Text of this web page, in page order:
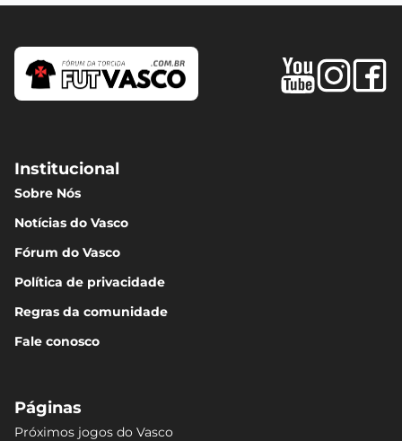
Institucional
Sobre Nós
Notícias do Vasco
Fórum do Vasco
Política de privacidade
Regras da comunidade
Fale conosco
Páginas
Próximos jogos do Vasco